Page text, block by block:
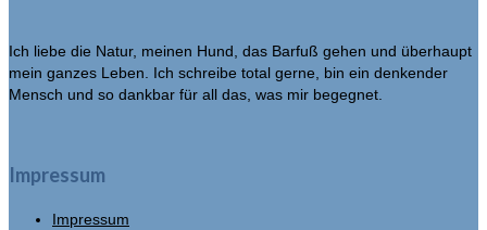
Ich liebe die Natur, meinen Hund, das Barfuß gehen und überhaupt
mein ganzes Leben. Ich schreibe total gerne, bin ein denkender
Mensch und so dankbar für all das, was mir begegnet.
Impressum
Impressum